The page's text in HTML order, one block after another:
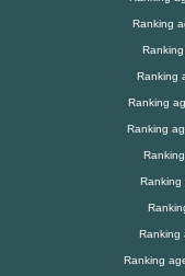
Ranking
Ranking
Ranking
Ranking
Ranking
Ranking
Ranking